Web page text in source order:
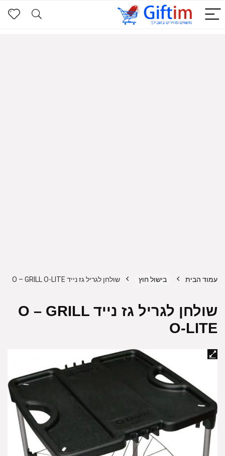
עמוד הבית בישול חוץ שולחן לגריל גז נייד O – GRILL O-LITE
שולחן לגריל גז נייד O – GRILL
O-LITE